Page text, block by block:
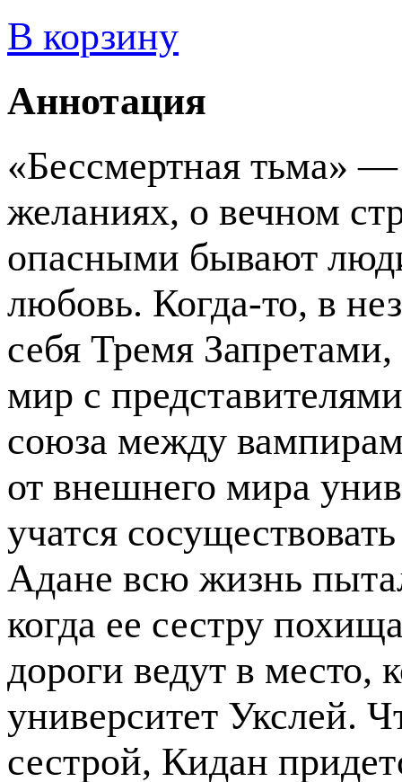
В корзину
Аннотация
«Бессмертная тьма»
желаниях, о вечном
опасными бывают
любовь. Когда-то, в
себя Тремя
мир с
союза между
от внешнего мира
учатся
Адане всю жизнь
когда ее сестру
дороги ведут в место,
университет Укслей.
сестрой, Кидан